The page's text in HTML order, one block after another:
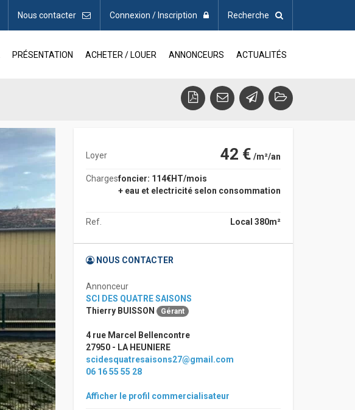
Nous contacter Connexion / Inscription Recherche
PRÉSENTATION ACHETER / LOUER ANNONCEURS ACTUALITÉS
Loyer 42 € /m²/an
Chargesfoncier: 114€HT/mois
+ eau et electricité selon consommation
Ref. Local 380m²
NOUS CONTACTER
Annonceur
SCI DES QUATRE SAISONS
Thierry BUISSON
Gérant
4 rue Marcel Bellencontre
27950 - LA HEUNIERE
scidesquatresaisons27@gmail.com
06 16 55 55 28
Afficher le profil commercialisateur